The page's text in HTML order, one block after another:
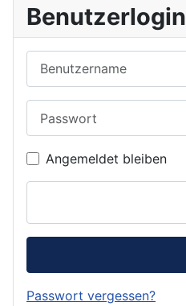
Benutzerlogin
Angemeldet bleiben
Passwort vergessen?